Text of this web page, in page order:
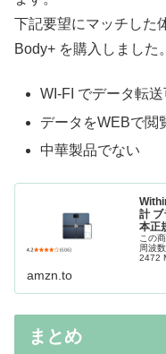
下記要望にマッチした
Body+ を購入しました。
WI-FI でデータ転送
データをWEBで閲
中華製品でない
計
本正
この
周波
2472
amzn.to
まとめ